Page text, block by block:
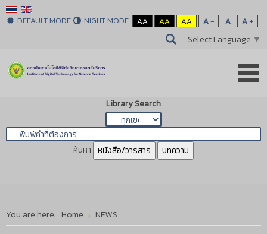
DEFAULT MODE NIGHT MODE AA AA AA A - A A +
Select Language ▼
Library Search
ค้นหา หนังสือ/วารสาร บทความ
You are here: Home NEWS